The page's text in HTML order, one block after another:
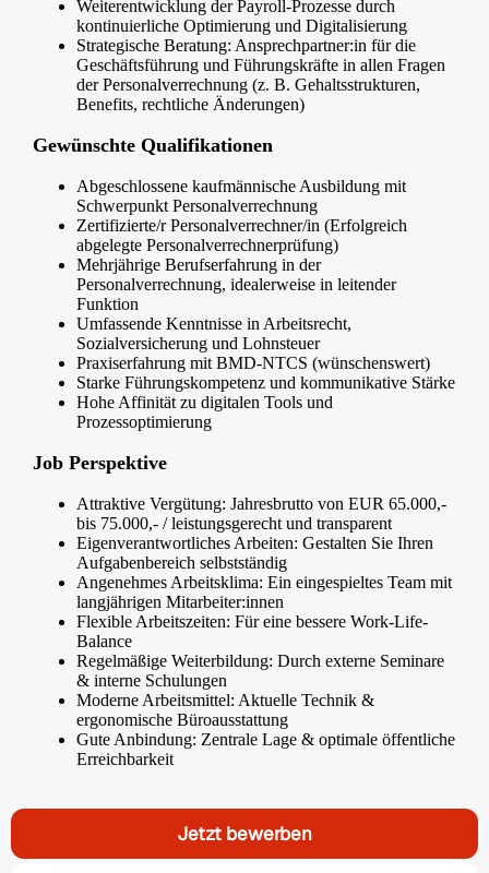
Weiterentwicklung der Payroll-Prozesse durch
kontinuierliche Optimierung und Digitalisierung
Strategische Beratung: Ansprechpartner:in für die
Geschäftsführung und Führungskräfte in allen Fragen
der Personalverrechnung (z. B. Gehaltsstrukturen,
Benefits, rechtliche Änderungen)
Gewünschte Qualifikationen
Abgeschlossene kaufmännische Ausbildung mit
Schwerpunkt Personalverrechnung
Zertifizierte/r Personalverrechner/in (Erfolgreich
abgelegte Personalverrechnerprüfung)
Mehrjährige Berufserfahrung in der
Personalverrechnung, idealerweise in leitender
Funktion
Umfassende Kenntnisse in Arbeitsrecht,
Sozialversicherung und Lohnsteuer
Praxiserfahrung mit BMD-NTCS (wünschenswert)
Starke Führungskompetenz und kommunikative Stärke
Hohe Affinität zu digitalen Tools und
Prozessoptimierung
Job Perspektive
Attraktive Vergütung: Jahresbrutto von EUR 65.000,-
bis 75.000,- / leistungsgerecht und transparent
Eigenverantwortliches Arbeiten: Gestalten Sie Ihren
Aufgabenbereich selbstständig
Angenehmes Arbeitsklima: Ein eingespieltes Team mit
langjährigen Mitarbeiter:innen
Flexible Arbeitszeiten: Für eine bessere Work-Life-
Balance
Regelmäßige Weiterbildung: Durch externe Seminare
& interne Schulungen
Moderne Arbeitsmittel: Aktuelle Technik &
ergonomische Büroausstattung
Gute Anbindung: Zentrale Lage & optimale öffentliche
Erreichbarkeit
Jetzt bewerben